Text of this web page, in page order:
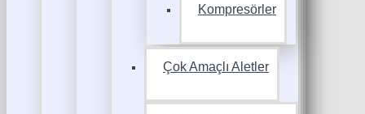
Kompresörler
Çok Amaçlı Aletler